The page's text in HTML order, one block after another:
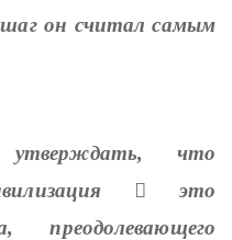
шаг он считал самым
что
это
преодолевающего